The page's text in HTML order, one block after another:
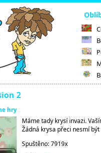
2
hry
Máme tady krysí invazi.
Žádná krysa přeci nesmí
Spuštěno: 7919x